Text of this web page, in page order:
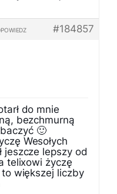
#184857
do mnie
bezchmurną
🙂
Wesołych
jeszcze lepszy od
telixowi życzę
większej liczby